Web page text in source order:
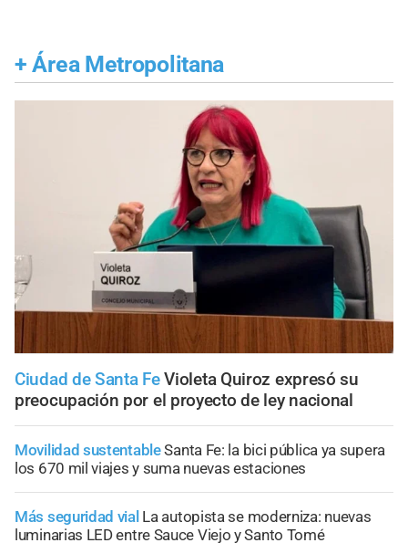
+ Área Metropolitana
Ciudad de Santa Fe Violeta Quiroz expresó su
preocupación por el proyecto de ley nacional
Movilidad sustentableSanta Fe: la bici pública ya supera
los 670 mil viajes y suma nuevas estaciones
Más seguridad vial La autopista se moderniza: nuevas
luminarias LED entre Sauce Viejo y Santo Tomé